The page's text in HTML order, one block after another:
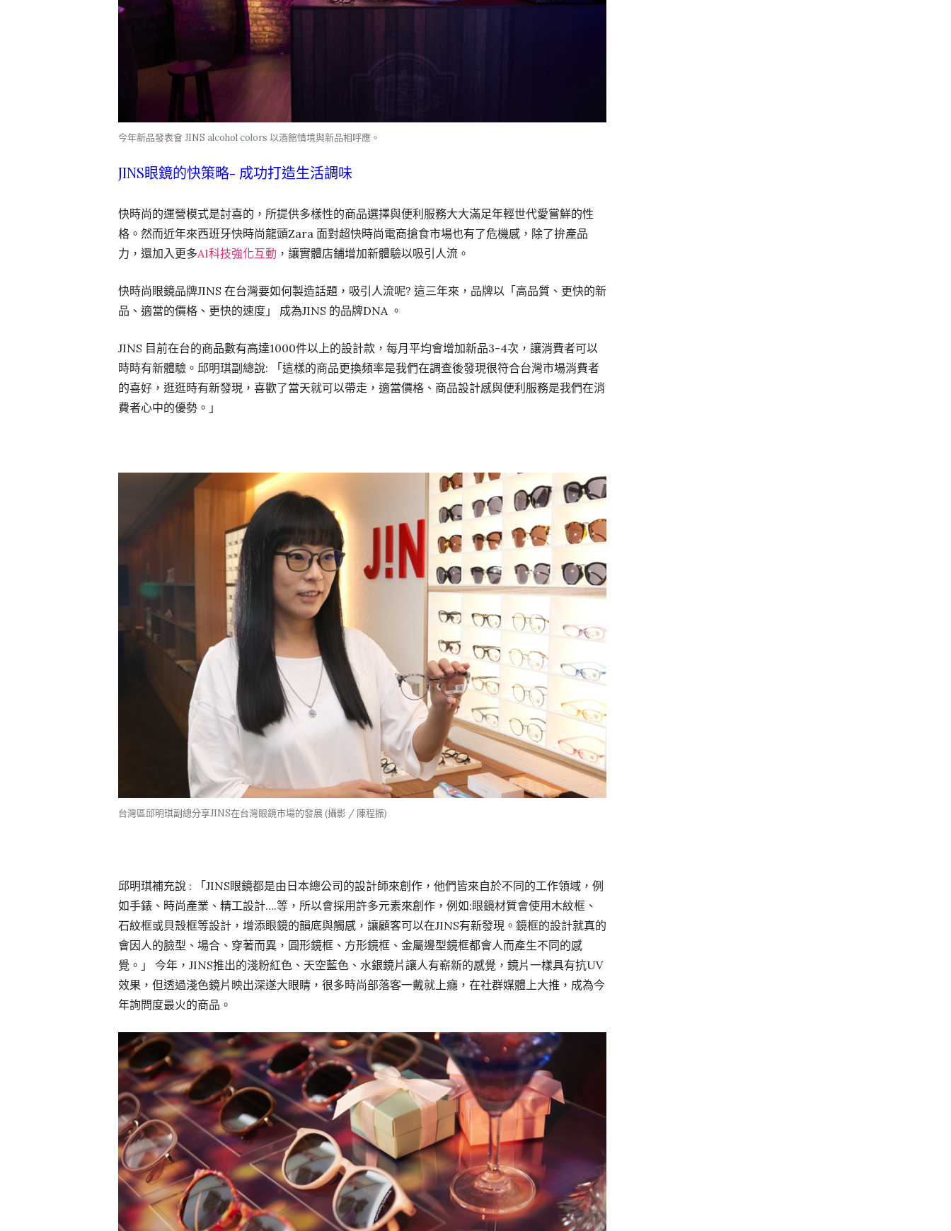
今年新品發表會 JINS alcohol colors 以酒館情境與新品相呼應。
JINS眼鏡的快策略- 成功打造生活調味
快時尚的運營模式是討喜的，所提供多樣性的商品選擇與便利服務大大滿足年輕世代愛嘗鮮的性
格。然而近年來西班牙快時尚龍頭Zara 面對超快時尚電商搶食市場也有了危機感，除了拚產品
力，還加入更多AI科技強化互動 ，讓實體店鋪增加新體驗以吸引人流。
快時尚眼鏡品牌JINS 在台灣要如何製造話題，吸引人流呢? 這三年來，品牌以「高品質、更快的新
品、適當的價格、更快的速度」 成為JINS 的品牌DNA 。
JINS 目前在台的商品數有高達1000件以上的設計款，每月平均會增加新品3-4次，讓消費者可以
時時有新體驗。邱明琪副總說: 「這樣的商品更換頻率是我們在調查後發現很符合台灣市場消費者
的喜好，逛逛時有新發現，喜歡了當天就可以帶走，適當價格、商品設計感與便利服務是我們在消
費者心中的優勢。」
台灣區邱明琪副總分享JINS在台灣眼鏡市場的發展 (攝影 / 陳程振)
邱明琪補充說 : 「JINS眼鏡都是由日本總公司的設計師來創作，他們皆來自於不同的工作領域，例
如手錶、時尚產業、精工設計….等，所以會採用許多元素來創作，例如:眼鏡材質會使用木紋框、
石紋框或貝殼框等設計，增添眼鏡的韻底與觸感，讓顧客可以在JINS有新發現。鏡框的設計就真的
會因人的臉型、場合、穿著而異，圓形鏡框、方形鏡框、金屬邊型鏡框都會人而產生不同的感
覺。」 今年，JINS推出的淺粉紅色、天空藍色、水銀鏡片讓人有嶄新的感覺，鏡片一樣具有抗UV
效果，但透過淺色鏡片映出深遂大眼睛，很多時尚部落客一戴就上癮，在社群媒體上大推，成為今
年詢問度最火的商品。